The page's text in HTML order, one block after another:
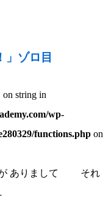
」ゾロ目
string in
wp-
functions.php on
が ありまして それ